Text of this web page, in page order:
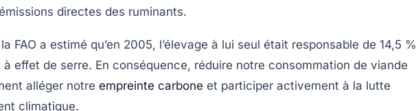
directes des ruminants.
FAO a estimé qu’en 2005, l’élevage à lui seul était responsable de 14,5 %
à effet de serre. En conséquence, réduire notre consommation de viande
alléger notre empreinte carbone et participer activement à la lutte
climatique.